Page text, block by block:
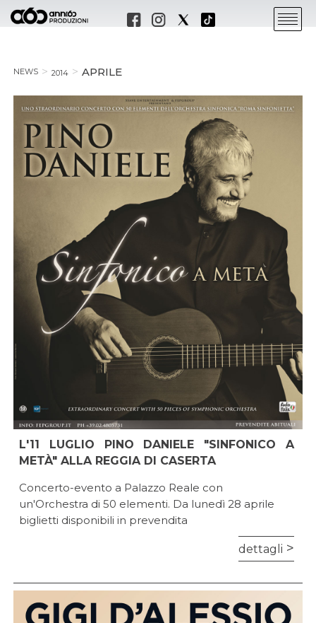
NEWS 2014 APRILE
L'11 LUGLIO PINO DANIELE "SINFONICO A
METÀ" ALLA REGGIA DI CASERTA
Concerto-evento a Palazzo Reale con
un'Orchestra di 50 elementi. Da lunedì 28 aprile
biglietti disponibili in prevendita
dettagli